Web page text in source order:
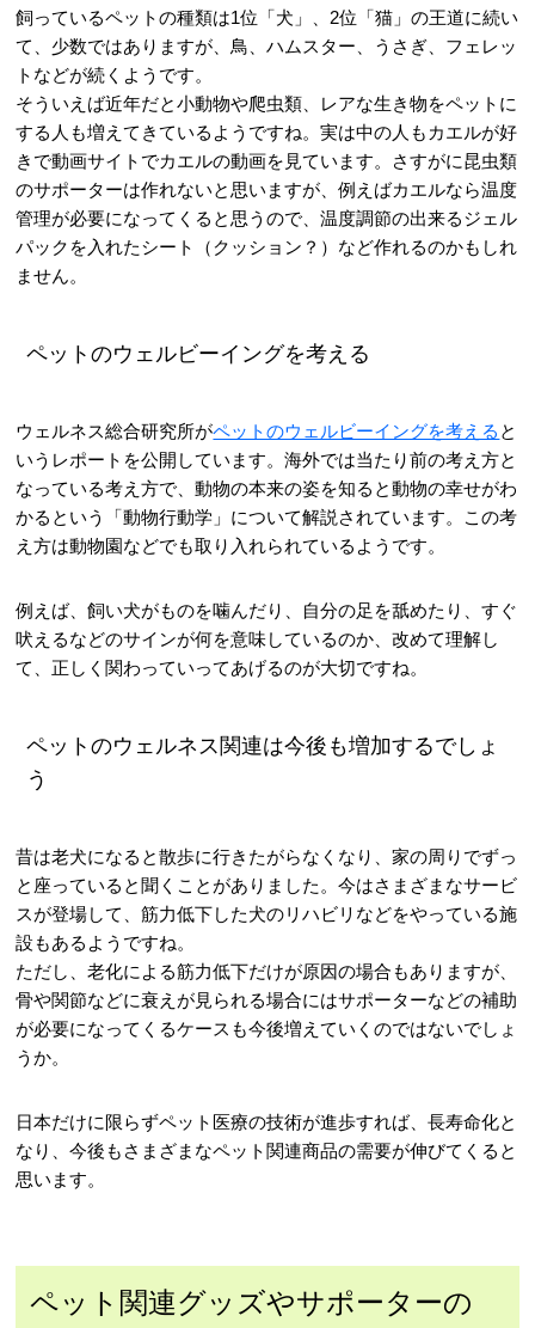
飼っているペットの種類は1位「犬」、2位「猫」の王道に続い
て、少数ではありますが、鳥、ハムスター、うさぎ、フェレッ
トなどが続くようです。
そういえば近年だと小動物や爬虫類、レアな生き物をペットに
する人も増えてきているようですね。実は中の人もカエルが好
きで動画サイトでカエルの動画を見ています。さすがに昆虫類
のサポーターは作れないと思いますが、例えばカエルなら温度
管理が必要になってくると思うので、温度調節の出来るジェル
パックを入れたシート（クッション？）など作れるのかもしれ
ません。
ペットのウェルビーイングを考える
ウェルネス総合研究所がペットのウェルビーイングを考える と
いうレポートを公開しています。海外では当たり前の考え方と
なっている考え方で、動物の本来の姿を知ると動物の幸せがわ
かるという「動物行動学」について解説されています。この考
え方は動物園などでも取り入れられているようです。
例えば、飼い犬がものを噛んだり、自分の足を舐めたり、すぐ
吠えるなどのサインが何を意味しているのか、改めて理解し
て、正しく関わっていってあげるのが大切ですね。
ペットのウェルネス関連は今後も増加するでしょ
う
昔は老犬になると散歩に行きたがらなくなり、家の周りでずっ
と座っていると聞くことがありました。今はさまざまなサービ
スが登場して、筋力低下した犬のリハビリなどをやっている施
設もあるようですね。
ただし、老化による筋力低下だけが原因の場合もありますが、
骨や関節などに衰えが見られる場合にはサポーターなどの補助
が必要になってくるケースも今後増えていくのではないでしょ
うか。
日本だけに限らずペット医療の技術が進歩すれば、長寿命化と
なり、今後もさまざまなペット関連商品の需要が伸びてくると
思います。
ペット関連グッズやサポーターの